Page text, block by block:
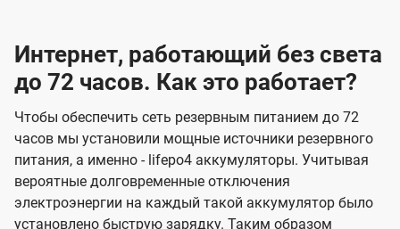
Интернет, работающий без света
до 72 часов. Как это работает?
Чтобы обеспечить сеть резервным питанием до 72
часов мы установили мощные источники резервного
питания, а именно - lifepo4 аккумуляторы. Учитывая
вероятные долговременные отключения
электроэнергии на каждый такой аккумулятор было
установлено быструю зарядку. Таким образом